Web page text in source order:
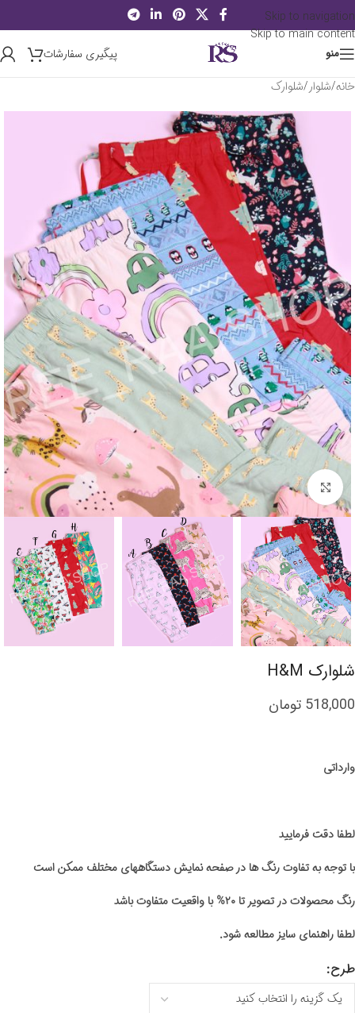
Skip to navigation
Skip to main content
منو
پیگیری سفارشات
خانه/شلوار/شلوارک
برای بزرگنمایی کلیک کنید
شلوارک H&M
518,000 تومان
وارداتی
لطفا دقت فرمایید
با توجه به تفاوت رنگ ها در صفحه نمایش دستگاههای مختلف ممکن است
رنگ محصولات در تصویر تا ۲۰% با واقعیت متفاوت باشد
لطفا راهنمای سایز مطالعه شود.
طرح